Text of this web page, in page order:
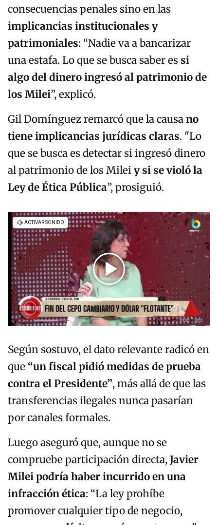
consecuencias penales sino en las
implicancias institucionales y
patrimoniales: “Nadie va a bancarizar
una estafa. Lo que se busca saber es si
algo del dinero ingresó al patrimonio de
los Milei”, explicó.
Gil Domínguez remarcó que la causano
tiene implicancias jurídicas claras. "Lo
que se busca es detectar si ingresó dinero
al patrimonio de los Mileiy si se violó la
Ley de Ética Pública”, prosiguió.
Según sostuvo, el dato relevante radicó en
que “un fiscal pidió medidas de prueba
contra el Presidente”, más allá de que las
transferencias ilegales nunca pasarían
por canales formales.
Luego aseguró que, aunque no se
compruebe participación directa,Javier
Milei podría haber incurrido en una
infracción ética: “La ley prohíbe
promover cualquier tipo de negocio,